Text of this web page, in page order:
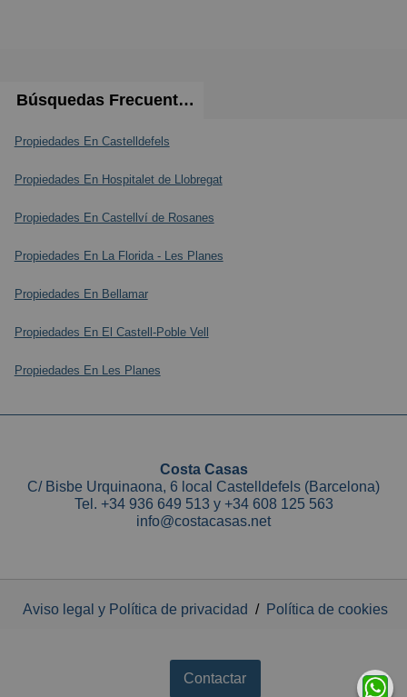
Contactar
Búsquedas Frecuentes
Propiedades En Castelldefels
Propiedades En Hospitalet de Llobregat
Propiedades En Castellví de Rosanes
Propiedades En La Florida - Les Planes
Propiedades En Bellamar
Propiedades En El Castell-Poble Vell
Propiedades En Les Planes
Costa Casas
C/ Bisbe Urquinaona, 6 local Castelldefels (Barcelona)
Tel. +34 936 649 513 y +34 608 125 563
info@costacasas.net
Aviso legal y Política de privacidad / Política de cookies